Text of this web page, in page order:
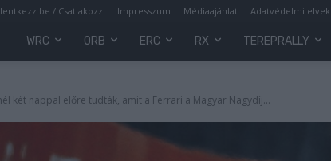
be / Csatlakozz Impresszum Médiaajánlat Adatvédelmi elvek
WRC ORB ERC RX TEREPRALLY
két nappal előre tudták, amit a Ferrari a Magyar Nagydíj...